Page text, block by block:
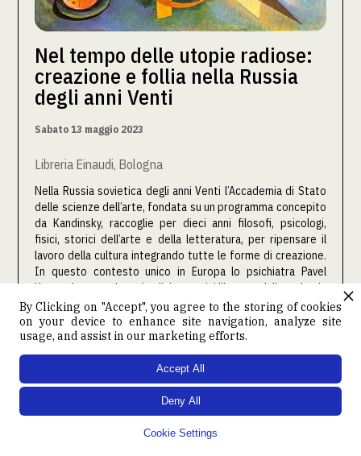
Nel tempo delle utopie radiose:
creazione e follia nella Russia
degli anni Venti
Sabato 13 maggio 2023
Libreria Einaudi, Bologna
Nella Russia sovietica degli anni Venti l’Accademia di Stato
delle scienze dell’arte, fondata su un programma concepito
da Kandinsky, raccoglie per dieci anni filosofi, psicologi,
fisici, storici dell’arte e della letteratura, per ripensare il
lavoro della cultura integrando tutte le forme di creazione.
In questo contesto unico in Europa lo psichiatra Pavel
Karpov lavora sule attitudini creatrici liberate dalla malattia
mentale: non un’arte dei folli ma, in un ribaltamento di
prospettiva, la follia come metafora culturale del fare
creatore.
CONTINUA A LEGGERE
By Clicking on "Accept", you agree to the storing of cookies
on your device to enhance site navigation, analyze site
usage, and assist in our marketing efforts.
Cookie Settings
Deny All
Accept All